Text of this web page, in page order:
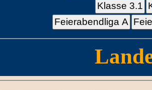
Klasse 3.1
Feierabendliga A